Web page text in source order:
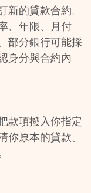
新的貸款合約。
、年限、月付
部分銀行可能採
身分與合約內
款項撥入你指定
你原本的貸款。